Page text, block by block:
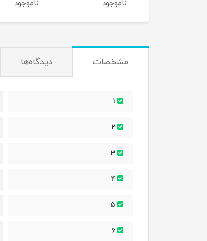
ناموجود ناموجود
مشخصات دیدگاه‌ها